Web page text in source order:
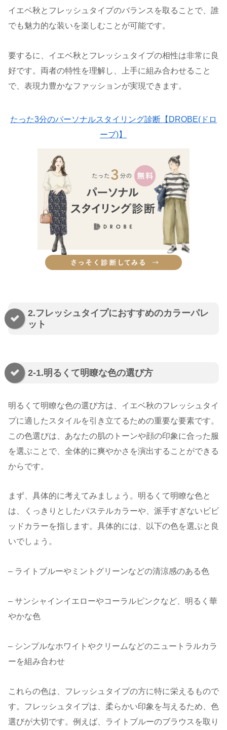
イエベ秋とフレッシュタイプのバランスを取ることで、誰
でも魅力的な装いを楽しむことが可能です。
要するに、イエベ秋とフレッシュタイプの相性は非常に良
好です。両者の特性を理解し、上手に組み合わせること
で、表現力豊かなファッションが実現できます。
たった3分のパーソナルスタイリング診断【DROBE(ドロ
ーブ)】
2.フレッシュタイプにおすすめのカラーパレ
ット
2-1.明るくて明瞭な色の選び方
明るくて明瞭な色の選び方は、イエベ秋のフレッシュタイ
プに適したスタイルを引き立てるための重要な要素です。
この色選びは、あなたの肌のトーンや顔の印象に合った服
を選ぶことで、全体的に爽やかさを演出することができる
からです。
まず、具体的に考えてみましょう。明るくて明瞭な色と
は、くっきりとしたパステルカラーや、派手すぎないビビ
ッドカラーを指します。具体的には、以下の色を選ぶと良
いでしょう。
– ライトブルーやミントグリーンなどの清涼感のある色
– サンシャインイエローやコーラルピンクなど、明るく華
やかな色
– シンプルなホワイトやクリームなどのニュートラルカラ
ーを組み合わせ
これらの色は、フレッシュタイプの方に特に栄えるもので
す。フレッシュタイプは、柔らかい印象を与えるため、色
選びが大切です。例えば、ライトブルーのブラウスを取り